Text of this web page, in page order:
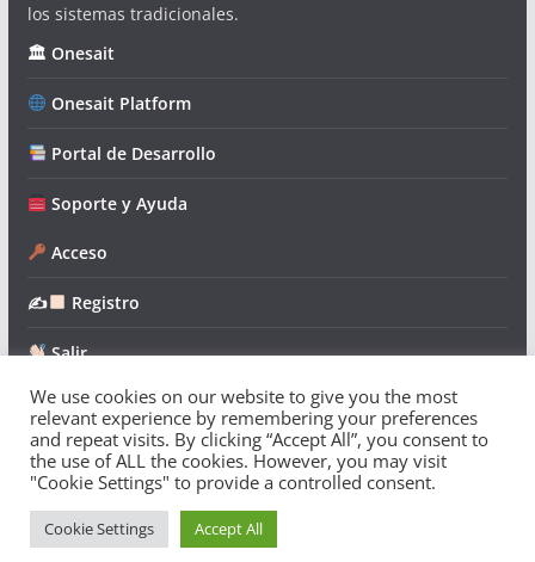
los sistemas tradicionales.
🏛 Onesait
Onesait Platform
Portal de Desarrollo
Soporte y Ayuda
Acceso
✍ Registro
Salir
Copyright © 2026Onesait Platform Community. Todos los
derechos reservados.
Tema:ColorMagpor ThemeGrill. Funciona con
We use cookies on our website to give you the most
relevant experience by remembering your preferences
and repeat visits. By clicking “Accept All”, you consent to
the use of ALL the cookies. However, you may visit
"Cookie Settings" to provide a controlled consent.
Cookie Settings Accept All